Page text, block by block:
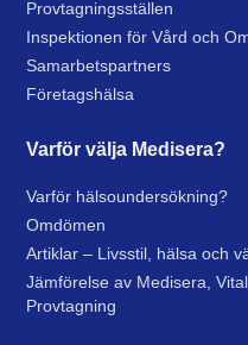
Provtagningsställen
Inspektionen för Vård och
Samarbetspartners
Företagshälsa
Varför välja Medisera?
Varför hälsoundersökning?
Omdömen
Artiklar – Livsstil, hälsa och
Jämförelse av Medisera,
Provtagning